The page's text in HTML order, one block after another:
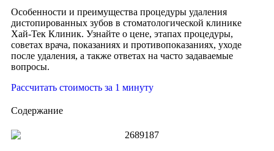
Особенности и преимущества процедуры удаления
дистопированных зубов в стоматологической клинике
Хай-Тек Клиник. Узнайте о цене, этапах процедуры,
советах врача, показаниях и противопоказаниях, уходе
после удаления, а также ответах на часто задаваемые
вопросы.
Рассчитать стоимость за 1 минуту
Содержание